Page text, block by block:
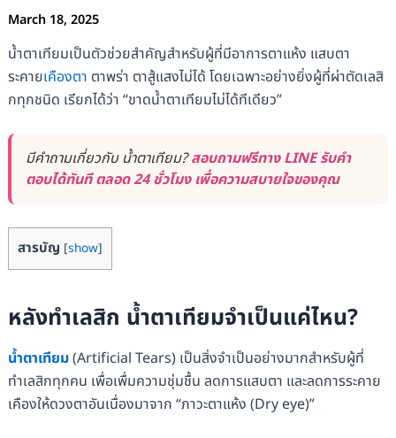
March 18, 2025
น้ำตาเทียมเป็นตัวช่วยสำคัญสำหรับผู้ที่มีอาการตาแห้ง แสบตา
ระคายเคืองตา ตาพร่า ตาสู้แสงไม่ได้ โดยเฉพาะอย่างยิ่งผู้ที่ผ่าตัดเลสิ
กทุกชนิด เรียกได้ว่า “ขาดน้ำตาเทียมไม่ได้ทีเดียว”
มีคำถามเกี่ยวกับ น้ำตาเทียม?สอบถามฟรีทาง LINE รับคำ
ตอบได้ทันที ตลอด 24 ชั่วโมง เพื่อความสบายใจของคุณ
สารบัญ [show]
หลังทำเลสิก น้ำตาเทียมจำเป็นแค่ไหน?
น้ำตาเทียม(Artificial Tears) เป็นสิ่งจำเป็นอย่างมากสำหรับผู้ที่
ทำเลสิกทุกคน เพื่อเพื่มความชุ่มชื้น ลดการแสบตา และลดการระคาย
เคืองให้ดวงตาอันเนื่องมาจาก “ภาวะตาแห้ง (Dry eye)”